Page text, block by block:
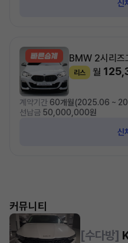
신
BMW 2시리즈
리스 월
계약기간 60개월(2025.06 ~
선납금 50,000,000원
신
커뮤니티
[수다방]